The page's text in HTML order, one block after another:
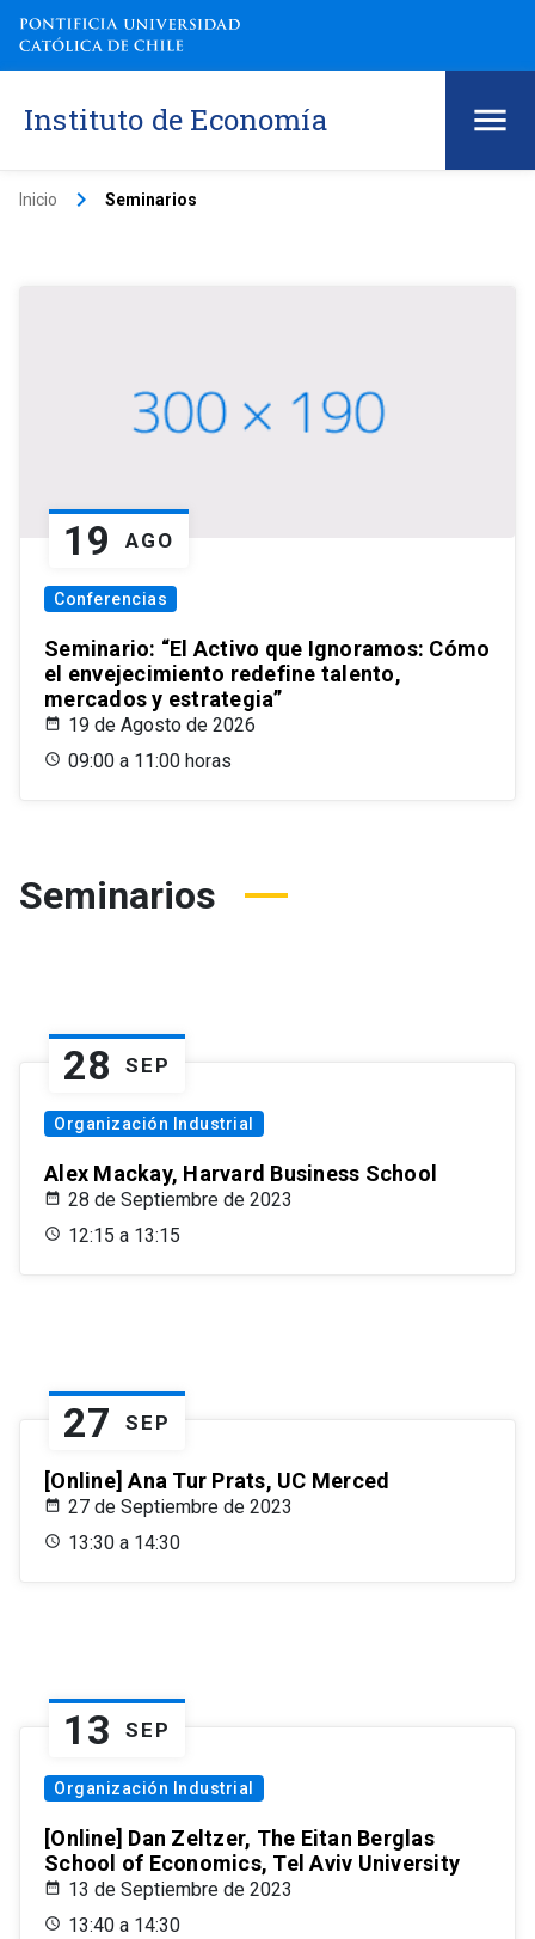
Instituto de Economía
Inicio keyboard_arrow_right Seminarios
19 AGO
Conferencias
Seminario: “El Activo que Ignoramos: Cómo
el envejecimiento redefine talento,
mercados y estrategia”
19 de Agosto de 2026
09:00 a 11:00 horas
Seminarios
28 SEP
Organización Industrial
Alex Mackay, Harvard Business School
28 de Septiembre de 2023
12:15 a 13:15
27 SEP
[Online] Ana Tur Prats, UC Merced
27 de Septiembre de 2023
13:30 a 14:30
13 SEP
Organización Industrial
[Online] Dan Zeltzer, The Eitan Berglas
School of Economics, Tel Aviv University
13 de Septiembre de 2023
13:40 a 14:30